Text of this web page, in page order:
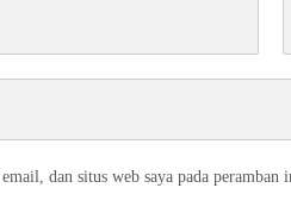
dan situs web saya pada